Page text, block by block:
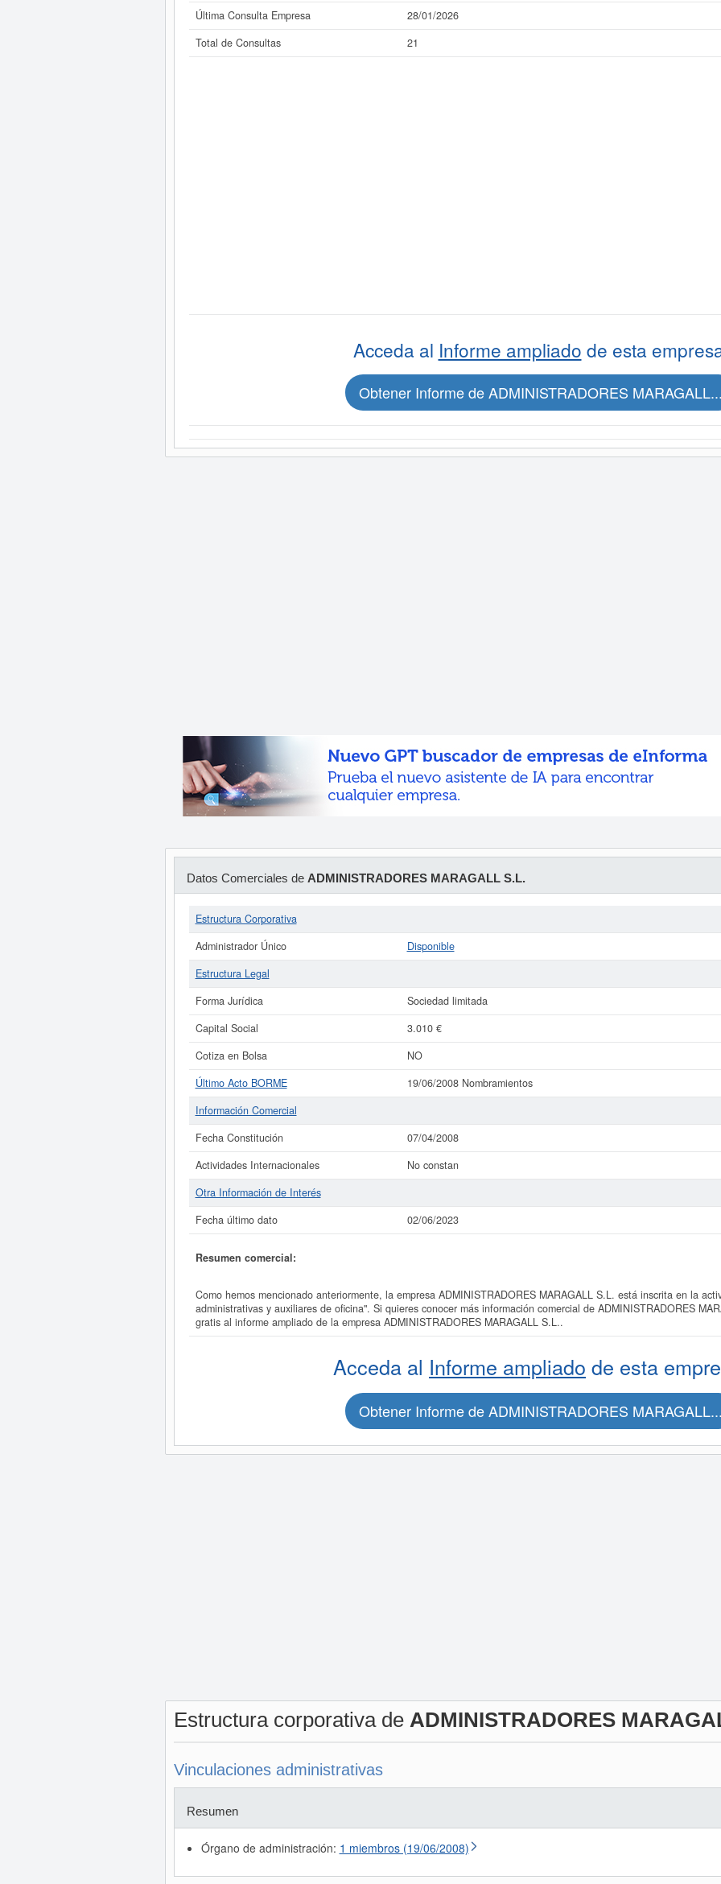
Última Consulta Empresa
28/01/2026
Total de Consultas
21
Acceda al Informe ampliado de esta
Obtener Informe de ADMINISTRADORES
Datos Comerciales de ADMINISTRADORES MARAGALL S.L.
Estructura Corporativa
Administrador Único
Disponible
Estructura Legal
Forma Jurídica
Sociedad limitada
Capital Social
3.010 €
Cotiza en Bolsa
NO
Último Acto BORME
19/06/2008 Nombramientos
Información Comercial
Fecha Constitución
07/04/2008
Actividades Internacionales
No constan
Otra Información de Interés
Fecha último dato
02/06/2023
Resumen comercial:
Como hemos mencionado anteriormente, la empresa ADMINISTRADORES MARAGALL S.L. está inscrita en la
administrativas y auxiliares de oficina". Si quieres conocer más información comercial de ADMINISTRADORES
gratis al informe ampliado de la empresa ADMINISTRADORES MARAGALL S.L..
Acceda al Informe ampliado de esta
Obtener Informe de ADMINISTRADORES
Estructura corporativa de ADMINISTRADORES
Vinculaciones administrativas
Resumen
Órgano de administración: 1 miembros (19/06/2008)